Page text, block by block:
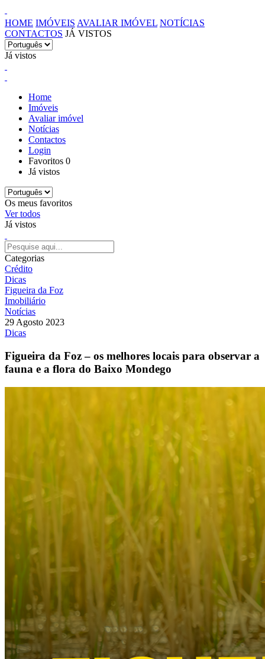
HOME IMÓVEIS AVALIAR IMÓVEL NOTÍCIAS
CONTACTOS JÁ VISTOS
Já vistos
Home
Imóveis
Avaliar imóvel
Notícias
Contactos
Login
Favoritos 0
Já vistos
Os meus favoritos
Ver todos
Já vistos
Categorias
Crédito
Dicas
Figueira da Foz
Imobiliário
Notícias
29 Agosto 2023
Dicas
Figueira da Foz – os melhores locais para observar a
fauna e a flora do Baixo Mondego